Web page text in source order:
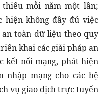
mỗi năm một lần;
hiện không đầy đủ việc
toàn dữ liệu theo quy
khai các giải pháp an
kết nối mạng, phát hiện
nhập mạng cho các hệ
vụ giao dịch trực tuyến